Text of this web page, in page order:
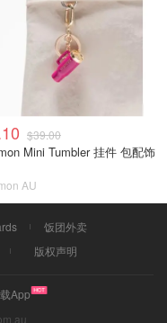
$39.00
Mini Tumbler 挂件 包配饰
AU
饭团外卖
版权声明
App